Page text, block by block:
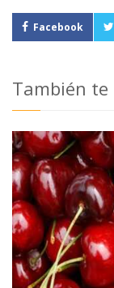
Facebook
También